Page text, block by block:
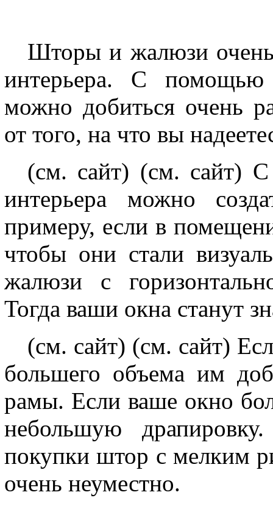
Шторы и жалюзи очень
интерьера. С помощью
можно добиться очень
от того, на что вы
(см. сайт) (см. сайт)
интерьера можно
примеру, если в
чтобы они стали
жалюзи с
Тогда ваши окна станут
(см. сайт) (см. сайт)
большего объема им
рамы. Если ваше окно
небольшую
покупки штор с мелким
очень неуместно.